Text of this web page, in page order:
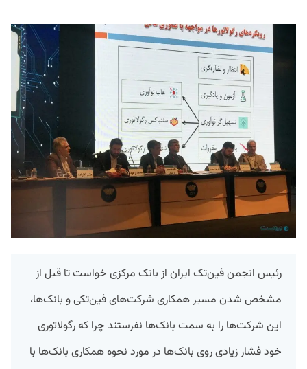
رئیس انجمن فین‌تک ایران از بانک مرکزی خواست تا قبل از
مشخص شدن مسیر همکاری شرکت‌های فین‌تکی و بانک‌ها،
این شرکت‌ها را به سمت بانک‌ها نفرستند چرا که رگولاتوری
خود فشار زیادی روی بانک‌ها در مورد نحوه همکاری بانک‌ها با